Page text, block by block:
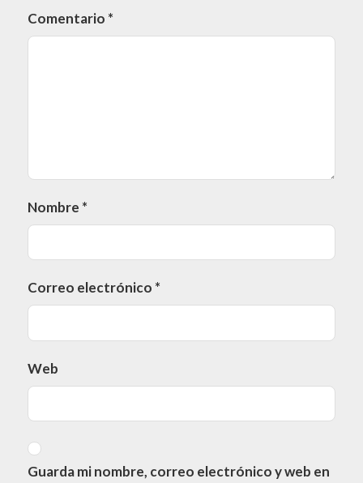
Comentario *
Nombre *
Correo electrónico *
Web
Guarda mi nombre, correo electrónico y web en